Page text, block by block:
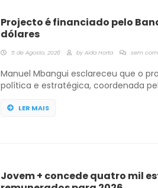
Projecto é financiado pelo
dólares
5 de Agosto, 2026 by Aida Horta sem
Manuel Mbangui esclareceu que o
política e estratégica, coordenada
da Mulher, Juventude e Desportos,
LER MAIS
Jovem + concede quatro mil